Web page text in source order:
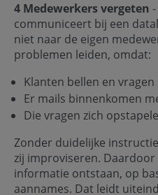
4 Medewerkers vergeten
communiceert bij een
niet naar de eigen
problemen leiden, omdat:
Klanten bellen en vragen
Er mails binnenkomen
Die vragen zich
Zonder duidelijke
zij improviseren.
informatie ontstaan, op
aannames. Dat leidt